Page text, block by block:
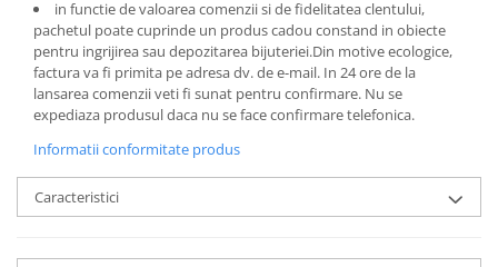
in functie de valoarea comenzii si de fidelitatea clentului,
pachetul poate cuprinde un produs cadou constand in obiecte
pentru ingrijirea sau depozitarea bijuteriei.Din motive ecologice,
factura va fi primita pe adresa dv. de e-mail. In 24 ore de la
lansarea comenzii veti fi sunat pentru confirmare. Nu se
expediaza produsul daca nu se face confirmare telefonica.
Informatii conformitate produs
Caracteristici